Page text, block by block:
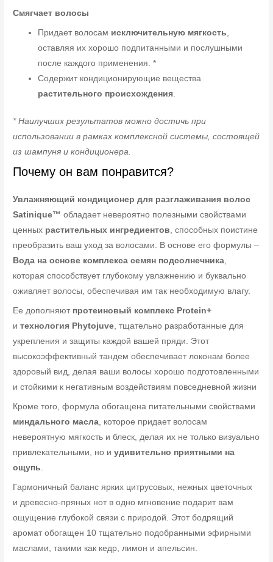
Смягчает волосы
Придает волосам исключительную мягкость
оставляя их хорошо подпитанными и послушными
после каждого применения. *
Содержит кондиционирующие вещества
растительного происхождения
* Наилучших результатов можно достичь при
использовании в рамках комплексной системы, состоящей
из шампуня и кондиционера.
Почему он вам понравится?
Увлажняющий кондиционер для разглаживания волос
Satinique™ обладает невероятно полезными свойствами
ценных растительных ингредиентов, способных поистине
преобразить ваш уход за волосами. В основе его формулы –
Вода на основе комплекса семян подсолнечника,
которая способствует глубокому увлажнению и буквально
оживляет волосы, обеспечивая им так необходимую влагу.
Ее дополняют протеиновый комплекс Protein+
итехнология Phytojuve, тщательно разработанные для
укрепления и защиты каждой вашей пряди. Этот
высокоэффективный тандем обеспечивает локонам более
здоровый вид, делая ваши волосы хорошо подготовленными
и стойкими к негативным воздействиям повседневной жизни
Кроме того, формула обогащена питательными свойствами
миндального масла , которое придает волосам
невероятную мягкость и блеск, делая их не только визуально
привлекательными, но иудивительно приятными на
ощупь
Гармоничный баланс ярких цитрусовых, нежных цветочных
и древесно-пряных нот в одно мгновение подарит вам
ощущение глубокой связи с природой. Этот бодрящий
аромат обогащен 10 тщательно подобранными эфирными
маслами, такими как кедр, лимон и апельсин.